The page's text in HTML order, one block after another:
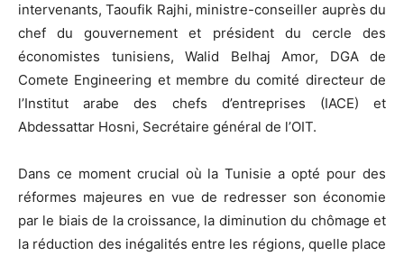
intervenants, Taoufik Rajhi, ministre-conseiller auprès du
chef du gouvernement et président du cercle des
économistes tunisiens, Walid Belhaj Amor, DGA de
Comete Engineering et membre du comité directeur de
l’Institut arabe des chefs d’entreprises (IACE) et
Abdessattar Hosni, Secrétaire général de l’OIT.
Dans ce moment crucial où la Tunisie a opté pour des
réformes majeures en vue de redresser son économie
par le biais de la croissance, la diminution du chômage et
la réduction des inégalités entre les régions, quelle place